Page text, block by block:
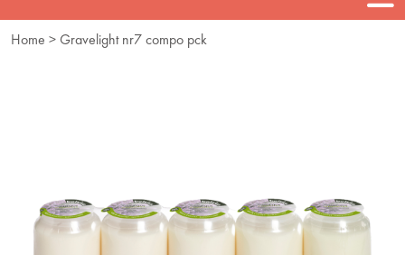
Home > Gravelight nr7 compo pck